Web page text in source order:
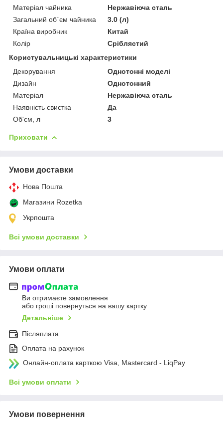
Матеріал чайника
Нержавіюча сталь
Загальний об`єм чайника
3.0 (л)
Країна виробник
Китай
Колір
Сріблястий
Користувальницькі характеристики
Декорування
Однотонні моделі
Дизайн
Однотонний
Матеріал
Нержавіюча сталь
Наявність свистка
Да
Об'єм, л
3
Приховати
Умови доставки
Нова Пошта
Магазини Rozetka
Укрпошта
Всі умови доставки
Умови оплати
Ви отримаєте замовлення
або гроші повернуться на вашу картку
Детальніше
Післяплата
Оплата на рахунок
Онлайн-оплата карткою Visa, Mastercard - LiqPay
Всі умови оплати
Умови повернення